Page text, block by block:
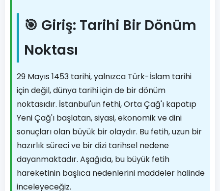
🎯 Giriş: Tarihi Bir Dönüm
Noktası
29 Mayıs 1453 tarihi, yalnızca Türk-İslam tarihi
için değil, dünya tarihi için de bir dönüm
noktasıdır. İstanbul'un fethi, Orta Çağ'ı kapatıp
Yeni Çağ'ı başlatan, siyasi, ekonomik ve dini
sonuçları olan büyük bir olaydır. Bu fetih, uzun bir
hazırlık süreci ve bir dizi tarihsel nedene
dayanmaktadır. Aşağıda, bu büyük fetih
hareketinin başlıca nedenlerini maddeler halinde
inceleyeceğiz.